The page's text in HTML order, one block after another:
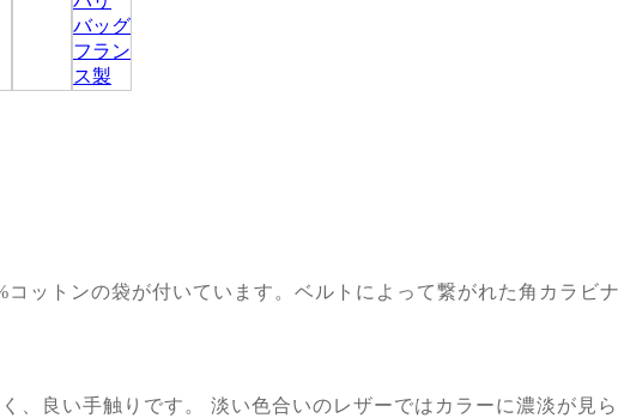
ットンの袋が付いています。ベルトによって繋がれた角カラビ
、良い手触りです。 淡い色合いのレザーではカラーに濃淡が見ら